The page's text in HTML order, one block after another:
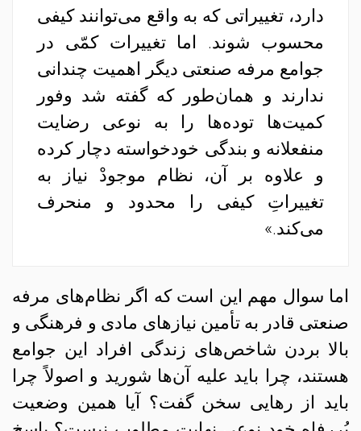
دارد، تغییراتی که به واقع می‌توانند کیفی
محسوب شوند. اما تغییرات کمّی در
جوامع مرفه صنعتی دیگر اهمیت چندانی
ندارند و همان‌طور که گفته شد وفور
کمیت‌ها توده‌ها را به نوعی رضایت
منفعلانه و بندگی خودخواسته دچار کرده
و علاوه بر آن، نظام موجودْ نیاز به
تغییراتِ کیفی را محدود و منحرف
می‌کند.»
اما سوال مهم این است که اگر نظام‌های مرفه
صنعتی قادر به تأمین نیازهای مادی و فرهنگی و
بالا بردن شاخص‌های زندگی افراد این جوامع
هستند، چرا باید علیه آن‌ها شورید و اصولاً چرا
باید از رهایی سخن گفت؟ آیا همین وضعیت